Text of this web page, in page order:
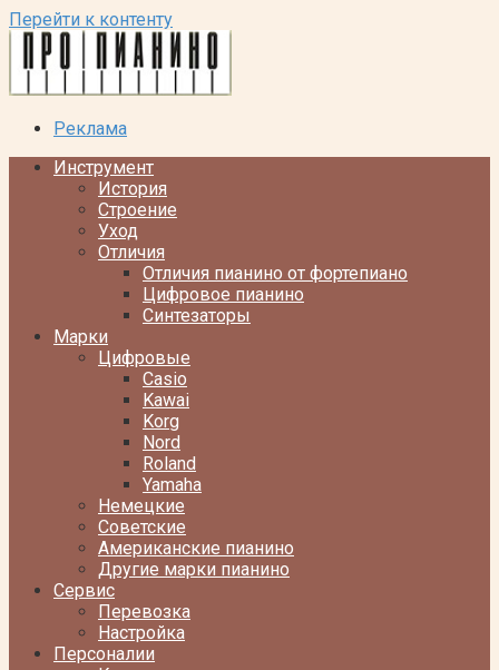
Перейти к контенту
Реклама
Инструмент
История
Строение
Уход
Отличия
Отличия пианино от фортепиано
Цифровое пианино
Синтезаторы
Марки
Цифровые
Casio
Kawai
Korg
Nord
Roland
Yamaha
Немецкие
Советские
Американские пианино
Другие марки пианино
Сервис
Перевозка
Настройка
Персоналии